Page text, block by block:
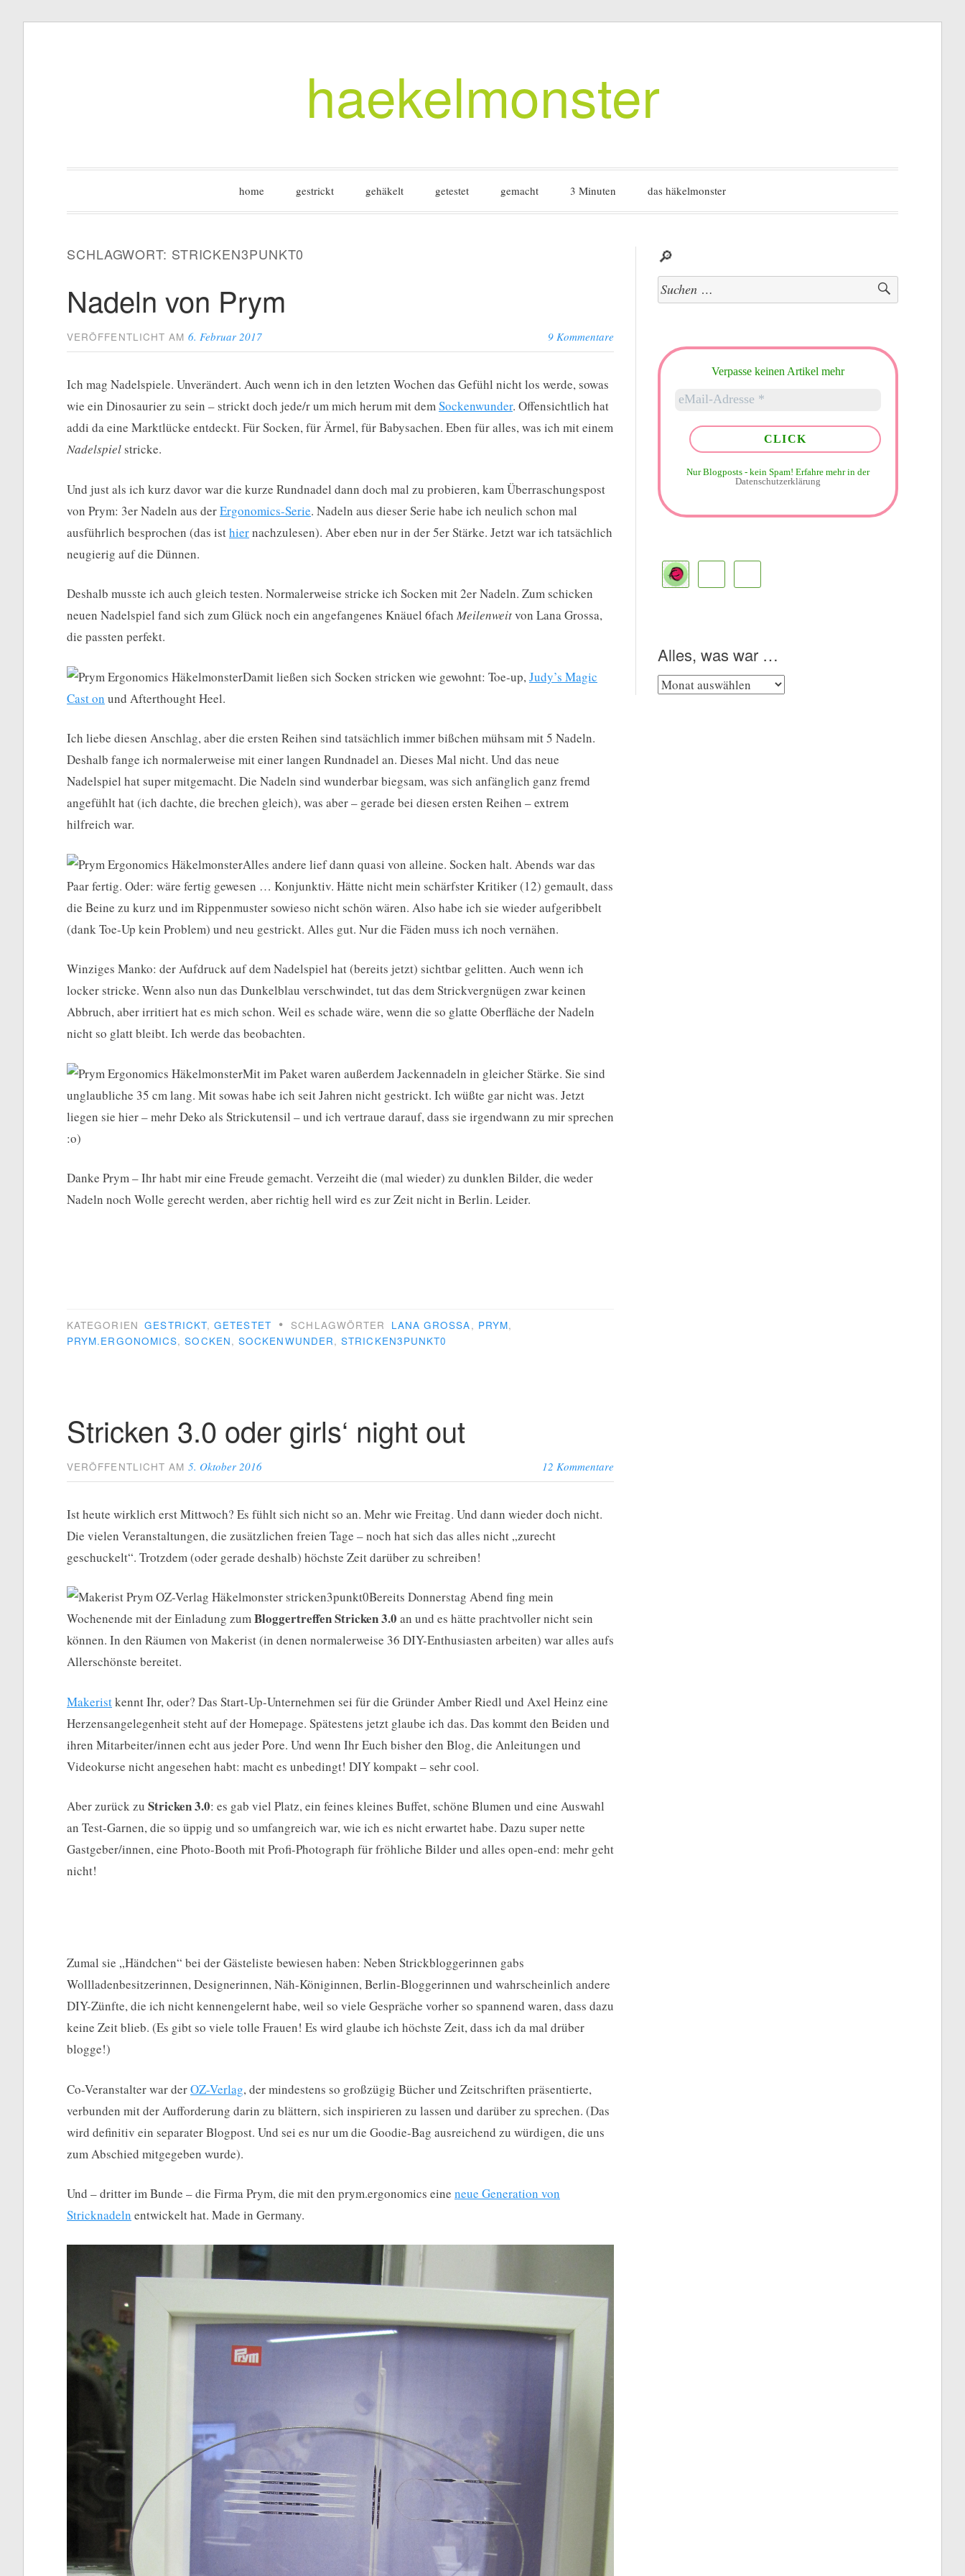
haekelmonster
home gestrickt gehäkelt getestet gemacht 3 Minuten das häkelmonster
SCHLAGWORT: STRICKEN3PUNKT0
Nadeln von Prym
VERÖFFENTLICHT AM6. Februar 2017 9 Kommentare
Ich mag Nadelspiele. Unverändert. Auch wenn ich in den letzten Wochen das Gefühl nicht los werde, sowas
wie ein Dinosaurier zu sein – strickt doch jede/r um mich herum mit demSockenwunder. Offensichtlich hat
addi da eine Marktlücke entdeckt. Für Socken, für Ärmel, für Babysachen. Eben für alles, was ich mit einem
Nadelspiel stricke.
Und just als ich kurz davor war die kurze Rundnadel dann doch mal zu probieren, kam Überraschungspost
von Prym: 3er Nadeln aus derErgonomics-Serie. Nadeln aus dieser Serie habe ich neulich schon mal
ausführlich besprochen (das isthiernachzulesen). Aber eben nur in der 5er Stärke. Jetzt war ich tatsächlich
neugierig auf die Dünnen.
Deshalb musste ich auch gleich testen. Normalerweise stricke ich Socken mit 2er Nadeln. Zum schicken
neuen Nadelspiel fand sich zum Glück noch ein angefangenes Knäuel 6fach Meilenweitvon Lana Grossa,
die passten perfekt.
Damit ließen sich Socken stricken wie gewohnt: Toe-up, Judy’s Magic
Cast on und Afterthought Heel.
Ich liebe diesen Anschlag, aber die ersten Reihen sind tatsächlich immer bißchen mühsam mit 5 Nadeln.
Deshalb fange ich normalerweise mit einer langen Rundnadel an. Dieses Mal nicht. Und das neue
Nadelspiel hat super mitgemacht. Die Nadeln sind wunderbar biegsam, was sich anfänglich ganz fremd
angefühlt hat (ich dachte, die brechen gleich), was aber – gerade bei diesen ersten Reihen – extrem
hilfreich war.
Alles andere lief dann quasi von alleine. Socken halt. Abends war das
Paar fertig. Oder: wäre fertig gewesen … Konjunktiv. Hätte nicht mein schärfster Kritiker (12) gemault, dass
die Beine zu kurz und im Rippenmuster sowieso nicht schön wären. Also habe ich sie wieder aufgeribbelt
(dank Toe-Up kein Problem) und neu gestrickt. Alles gut. Nur die Fäden muss ich noch vernähen.
Winziges Manko: der Aufdruck auf dem Nadelspiel hat (bereits jetzt) sichtbar gelitten. Auch wenn ich
locker stricke. Wenn also nun das Dunkelblau verschwindet, tut das dem Strickvergnügen zwar keinen
Abbruch, aber irritiert hat es mich schon. Weil es schade wäre, wenn die so glatte Oberfläche der Nadeln
nicht so glatt bleibt. Ich werde das beobachten.
Mit im Paket waren außerdem Jackennadeln in gleicher Stärke. Sie sind
unglaubliche 35 cm lang. Mit sowas habe ich seit Jahren nicht gestrickt. Ich wüßte gar nicht was. Jetzt
liegen sie hier – mehr Deko als Strickutensil – und ich vertraue darauf, dass sie irgendwann zu mir sprechen
:o)
Danke Prym – Ihr habt mir eine Freude gemacht. Verzeiht die (mal wieder) zu dunklen Bilder, die weder
Nadeln noch Wolle gerecht werden, aber richtig hell wird es zur Zeit nicht in Berlin. Leider.
KATEGORIEN GESTRICKT,GETESTET • SCHLAGWÖRTER LANA GROSSA, PRYM,
PRYM.ERGONOMICS,SOCKEN,SOCKENWUNDER,STRICKEN3PUNKT0
Stricken 3.0 oder girls‘ night out
VERÖFFENTLICHT AM5. Oktober 2016 12 Kommentare
Ist heute wirklich erst Mittwoch? Es fühlt sich nicht so an. Mehr wie Freitag. Und dann wieder doch nicht.
Die vielen Veranstaltungen, die zusätzlichen freien Tage – noch hat sich das alles nicht „zurecht
geschuckelt“. Trotzdem (oder gerade deshalb) höchste Zeit darüber zu schreiben!
Bereits Donnerstag Abend fing mein
Wochenende mit der Einladung zumBloggertreffen Stricken 3.0 an und es hätte prachtvoller nicht sein
können. In den Räumen von Makerist (in denen normalerweise 36 DIY-Enthusiasten arbeiten) war alles aufs
Allerschönste bereitet.
Makeristkennt Ihr, oder? Das Start-Up-Unternehmen sei für die Gründer Amber Riedl und Axel Heinz eine
Herzensangelegenheit steht auf der Homepage. Spätestens jetzt glaube ich das. Das kommt den Beiden und
ihren Mitarbeiter/innen echt aus jeder Pore. Und wenn Ihr Euch bisher den Blog, die Anleitungen und
Videokurse nicht angesehen habt: macht es unbedingt! DIY kompakt – sehr cool.
Aber zurück zu Stricken 3.0: es gab viel Platz, ein feines kleines Buffet, schöne Blumen und eine Auswahl
an Test-Garnen, die so üppig und so umfangreich war, wie ich es nicht erwartet habe. Dazu super nette
Gastgeber/innen, eine Photo-Booth mit Profi-Photograph für fröhliche Bilder und alles open-end: mehr geht
nicht!
Zumal sie „Händchen“ bei der Gästeliste bewiesen haben: Neben Strickbloggerinnen gabs
Wollladenbesitzerinnen, Designerinnen, Näh-Königinnen, Berlin-Bloggerinnen und wahrscheinlich andere
DIY-Zünfte, die ich nicht kennengelernt habe, weil so viele Gespräche vorher so spannend waren, dass dazu
keine Zeit blieb. (Es gibt so viele tolle Frauen! Es wird glaube ich höchste Zeit, dass ich da mal drüber
blogge!)
Co-Veranstalter war derOZ-Verlag, der mindestens so großzügig Bücher und Zeitschriften präsentierte,
verbunden mit der Aufforderung darin zu blättern, sich inspirieren zu lassen und darüber zu sprechen. (Das
wird definitiv ein separater Blogpost. Und sei es nur um die Goodie-Bag ausreichend zu würdigen, die uns
zum Abschied mitgegeben wurde).
Und – dritter im Bunde – die Firma Prym, die mit den prym.ergonomics eine neue Generation von
Stricknadeln entwickelt hat. Made in Germany.
🔎
Suchen
nach:
Verpasse keinen Artikel mehr
Nur Blogposts - kein Spam! Erfahre mehr in der
Datenschutzerklärung
Alles, was war …
Alles,